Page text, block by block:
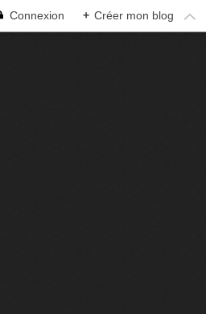
Connexion + Créer mon blog